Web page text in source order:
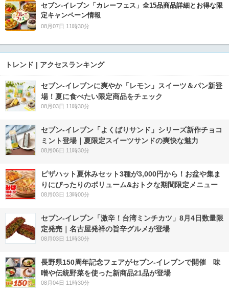
セブン‐イレブン「カレーフェス」全15品商品詳細とお得な限
定キャンペーン情報
08月07日 11時30分
トレンド | アクセスランキング
セブン‐イレブンに爽やか「レモン」スイーツ＆パン新登
場！夏に食べたい限定商品をチェック
08月03日 11時30分
セブン‐イレブン「よくばりサンド」シリーズ新作チョコ
ミント登場｜夏限定スイーツサンドの爽快な魅力
08月06日 11時30分
ピザハット夏休みセット3種が3,000円から！お盆や集ま
りにぴったりのボリューム&おトクな期間限定メニュー
08月03日 13時00分
セブン-イレブン「激辛！台湾ミンチカツ」8月4日数量限
定発売｜名古屋発祥の旨辛グルメが登場
08月03日 11時30分
長野県150周年記念フェアがセブン-イレブンで開催 味
噌や伝統野菜を使った新商品21品が登場
08月04日 11時30分